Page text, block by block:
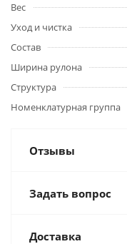
Вес
Уход и чистка
Состав
Ширина рулона
Структура
Номенклатурная группа
Отзывы
Задать вопрос
Доставка